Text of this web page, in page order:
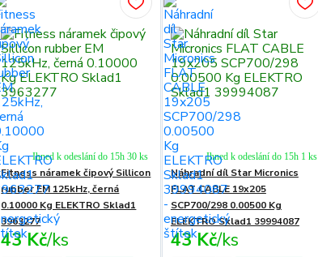
Fitness náramek čipový Sillicon
rubber EM 125kHz, černá
0.10000 Kg ELEKTRO Sklad1
3963277
43 Kč/ks
Ihned k odeslání do 15h 30 ks
Náhradní díl Star Micronics
FLAT CABLE 19x205
SCP700/298 0.00500 Kg
ELEKTRO Sklad1 39994087
43 Kč/ks
Ihned k odeslání do 15h 1 ks